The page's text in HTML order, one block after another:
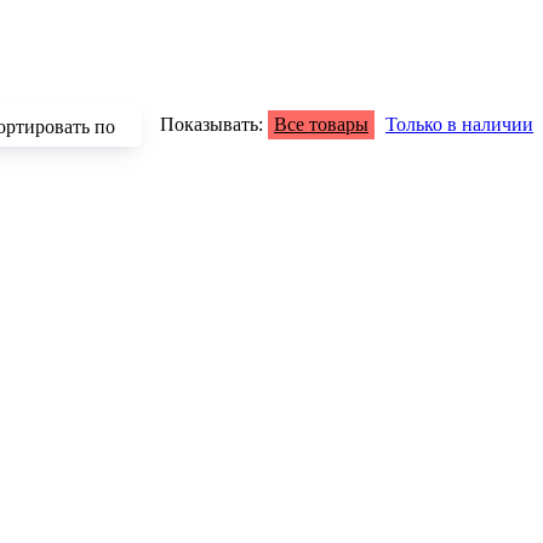
по Показывать: Все товары Только в наличии